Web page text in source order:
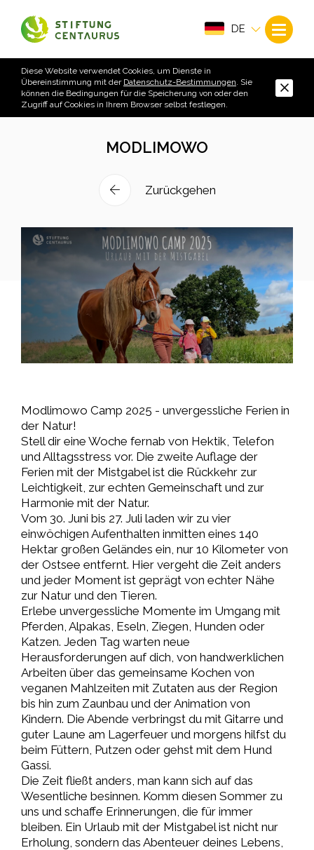
DE
Diese Website verwendet Cookies, um Dienste in
Übereinstimmung mit der Datenschutz-Bestimmungen. Sie
können die Bedingungen für die Speicherung von oder den
Zugriff auf Cookies in Ihrem Browser selbst festlegen.
MODLIMOWO
Zurückgehen
Modlimowo Camp 2025 - unvergessliche Ferien in
der Natur!
Stell dir eine Woche fernab von Hektik, Telefon
und Alltagsstress vor. Die zweite Auflage der
Ferien mit der Mistgabel ist die Rückkehr zur
Leichtigkeit, zur echten Gemeinschaft und zur
Harmonie mit der Natur.
Vom 30. Juni bis 27. Juli laden wir zu vier
einwöchigen Aufenthalten inmitten eines 140
Hektar großen Geländes ein, nur 10 Kilometer von
der Ostsee entfernt. Hier vergeht die Zeit anders
und jeder Moment ist geprägt von echter Nähe
zur Natur und den Tieren.
Erlebe unvergessliche Momente im Umgang mit
Pferden, Alpakas, Eseln, Ziegen, Hunden oder
Katzen. Jeden Tag warten neue
Herausforderungen auf dich, von handwerklichen
Arbeiten über das gemeinsame Kochen von
veganen Mahlzeiten mit Zutaten aus der Region
bis hin zum Zaunbau und der Animation von
Kindern. Die Abende verbringst du mit Gitarre und
guter Laune am Lagerfeuer und morgens hilfst du
beim Füttern, Putzen oder gehst mit dem Hund
Gassi.
Die Zeit fließt anders, man kann sich auf das
Wesentliche besinnen. Komm diesen Sommer zu
uns und schaffe Erinnerungen, die für immer
bleiben. Ein Urlaub mit der Mistgabel ist nicht nur
Erholung, sondern das Abenteuer deines Lebens,